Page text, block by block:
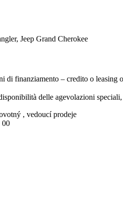
Jeep Grand Cherokee
di finanziamento – credito o leasing
delle agevolazioni
, vedoucí prodeje
00